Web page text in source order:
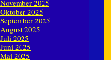
November 2025
Oktober 2025
September 2025
August 2025
Juli 2025
Juni 2025
Mai 2025